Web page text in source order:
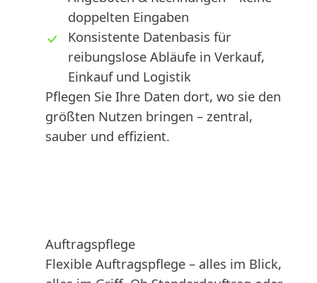
doppelten Eingaben
Konsistente Datenbasis für
reibungslose Abläufe in Verkauf,
Einkauf und Logistik
Pflegen Sie Ihre Daten dort, wo sie den
größten Nutzen bringen – zentral,
sauber und effizient.
Auftragspflege
Flexible Auftragspflege – alles im Blick,